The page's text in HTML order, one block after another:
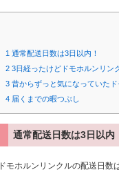
1 通常配送日数は3日以内！
2 3日経ったけどドモホルンリン
3 昔からずっと気になっていた
4 届くまでの暇つぶし
通常配送日数は3日以内
ドモホルンリンクルの配送日数